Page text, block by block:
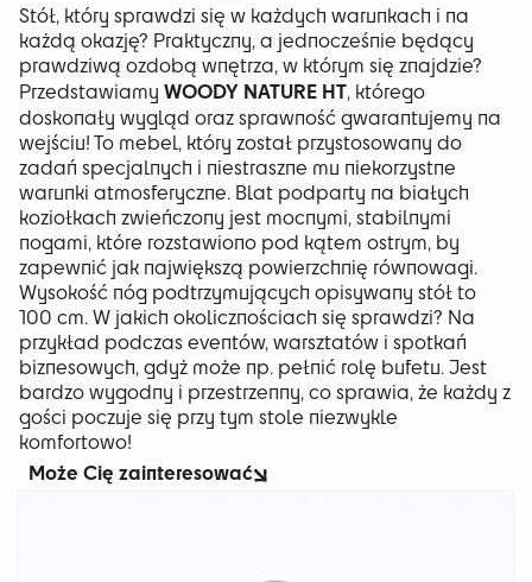
Stół, który sprawdzi się w każdych warunkach i na
każdą okazję? Praktyczny, a jednocześnie będący
prawdziwą ozdobą wnętrza, w którym się znajdzie?
Przedstawiamy WOODY NATURE HT, którego
doskonały wygląd oraz sprawność gwarantujemy na
wejściu! To mebel, który został przystosowany do
zadań specjalnych i niestraszne mu niekorzystne
warunki atmosferyczne. Blat podparty na białych
koziołkach zwieńczony jest mocnymi, stabilnymi
nogami, które rozstawiono pod kątem ostrym, by
zapewnić jak największą powierzchnię równowagi.
Wysokość nóg podtrzymujących opisywany stół to
100 cm. W jakich okolicznościach się sprawdzi? Na
przykład podczas eventów, warsztatów i spotkań
biznesowych, gdyż może np. pełnić rolę bufetu. Jest
bardzo wygodny i przestrzenny, co sprawia, że każdy z
gości poczuje się przy tym stole niezwykle
komfortowo!
Może Cię zainteresować